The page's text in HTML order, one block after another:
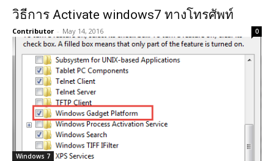
วิธีการ Activate windows7 ทางโทรศัพท์
Contributor - May 14, 2016 0
Windows 7